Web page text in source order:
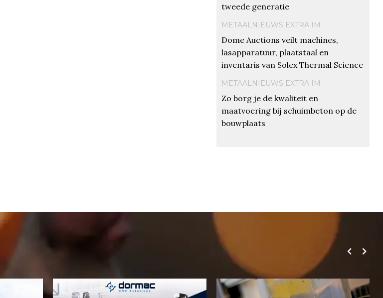
tweede generatie
METAALNIEUWS EXTRA IM
Dome Auctions veilt machines,
lasapparatuur, plaatstaal en
inventaris van Solex Thermal Science
METAALNIEUWS EXTRA IM
Zo borg je de kwaliteit en
maatvoering bij schuimbeton op de
bouwplaats